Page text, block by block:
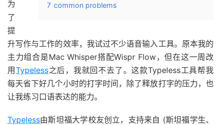
7 common problems
为
了
提
升写作与工作的效率，我试过不少语音输入工具。原本我的
主力组合是Mac Whisper搭配Wispr Flow，但在这一周改
用Typeless之后，我就回不去了。这款Typeless工具帮我
每天省下好几个小时的打字时间，除了释放打字的压力，也
让我练习口语表达的能力。
Typeless由斯坦福大学校友创立，支持来自 (斯坦福学生、